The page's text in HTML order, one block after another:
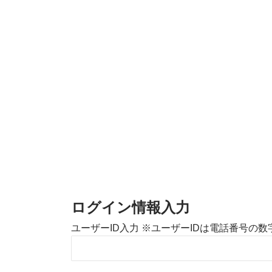
ログイン情報入力
ユーザーID入力 ※ユーザーIDは電話番号の数